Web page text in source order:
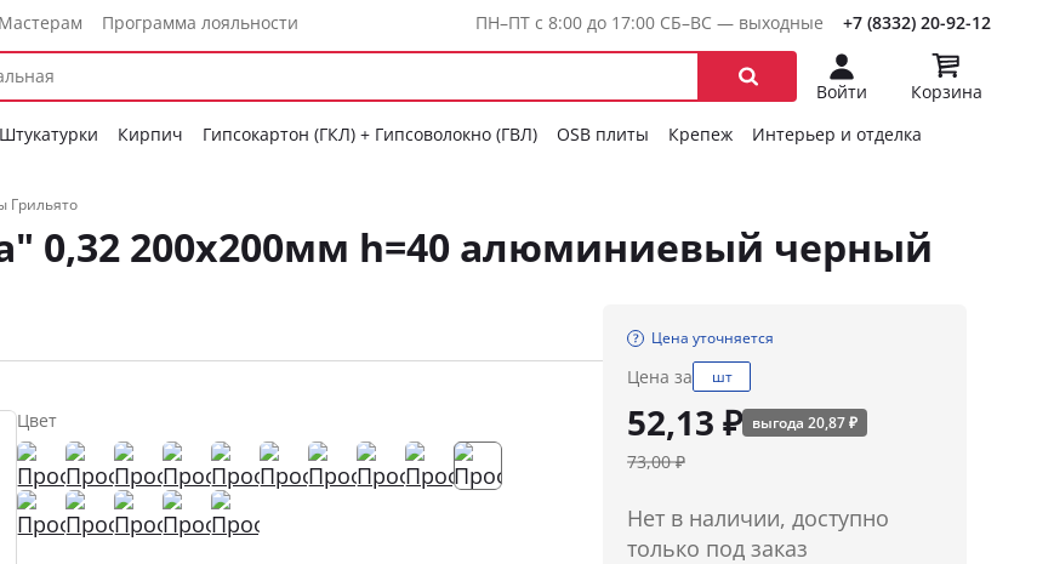
Мастерам Программа лояльности ПН–ПТ с 8:00 до 17:00 СБ–ВС — выходные +7 (8332) 20-92-12
Войти
Корзина
Штукатурки Кирпич Гипсокартон (ГКЛ) + Гипсоволокно (ГВЛ) OSB плиты Крепеж Интерьер и отделка
Грильято
0,32 200х200мм h=40 алюминиевый черный
Цвет
Цена уточняется
Цена за шт
52,13 ₽ выгода 20,87 ₽
73,00 ₽
Нет в наличии, доступно
только под заказ